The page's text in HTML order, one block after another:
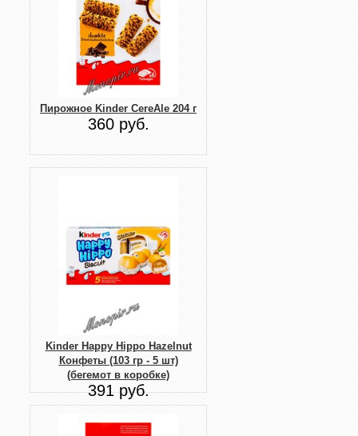
Пирожное Kinder CereAle 204 г
360 руб.
Kinder Happy Hippo Hazelnut
Конфеты (103 гр - 5 шт)
(бегемот в коробке)
391 руб.